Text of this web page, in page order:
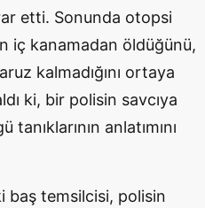
etti. Sonunda otopsi
iç kanamadan öldüğünü,
kalmadığını ortaya
ki, bir polisin savcıya
anlatımını
baş temsilcisi, polisin